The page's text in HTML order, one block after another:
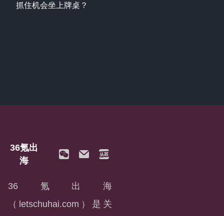
抓住机会坐上牌桌？
36氪出
海
36氪出海
（letschuhai.com）是关